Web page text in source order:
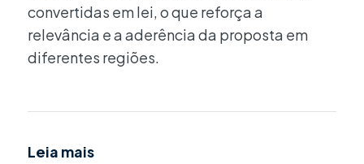
convertidas em lei, o que reforça a
relevância e a aderência da proposta em
diferentes regiões.
Leia mais